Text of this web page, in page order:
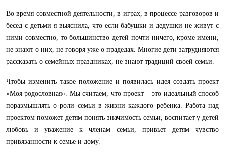
Во время совместной деятельности, в играх, в процессе разговоров и
бесед с детьми я выяснила, что если бабушки и дедушки не живут с
ними совместно, то большинство детей почти ничего, кроме имени,
не знают о них, не говоря уже о прадедах. Многие дети затрудняются
рассказать о семейных праздниках, не знают традиций своей семьи.
Чтобы изменить такое положение и появилась идея создать проект
«Моя родословная». Мы считаем, что проект – это идеальный способ
поразмышлять о роли семьи в жизни каждого ребенка. Работа над
проектом поможет детям понять значимость семьи, воспитает у детей
любовь и уважение к членам семьи, привьет детям чувство
привязанности к семье и дому.